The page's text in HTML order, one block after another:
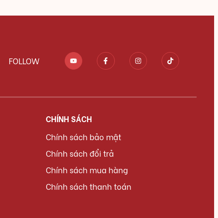
FOLLOW
CHÍNH SÁCH
Chính sách bảo mật
Chính sách đổi trả
Chính sách mua hàng
Chính sách thanh toán